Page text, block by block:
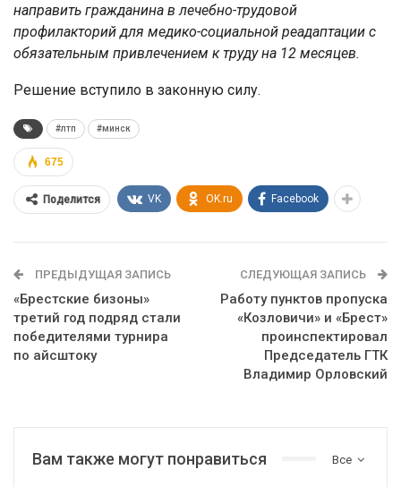
направить гражданина в лечебно-трудовой
профилакторий для медико-социальной реадаптации с
обязательным привлечением к труду на 12 месяцев.
Решение вступило в законную силу.
#лтп #минск
675
Поделится VK OK.ru Facebook
ПРЕДЫДУЩАЯ ЗАПИСЬ
«Брестские бизоны»
третий год подряд стали
победителями турнира
по айсштоку
СЛЕДУЮЩАЯ ЗАПИСЬ
Работу пунктов пропуска
«Козловичи» и «Брест»
проинспектировал
Председатель ГТК
Владимир Орловский
Все
Вам также могут понравиться